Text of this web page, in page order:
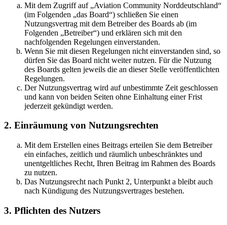
Mit dem Zugriff auf „Aviation Community Norddeutschland“
(im Folgenden „das Board“) schließen Sie einen
Nutzungsvertrag mit dem Betreiber des Boards ab (im
Folgenden „Betreiber“) und erklären sich mit den
nachfolgenden Regelungen einverstanden.
Wenn Sie mit diesen Regelungen nicht einverstanden sind, so
dürfen Sie das Board nicht weiter nutzen. Für die Nutzung
des Boards gelten jeweils die an dieser Stelle veröffentlichten
Regelungen.
Der Nutzungsvertrag wird auf unbestimmte Zeit geschlossen
und kann von beiden Seiten ohne Einhaltung einer Frist
jederzeit gekündigt werden.
2. Einräumung von Nutzungsrechten
Mit dem Erstellen eines Beitrags erteilen Sie dem Betreiber
ein einfaches, zeitlich und räumlich unbeschränktes und
unentgeltliches Recht, Ihren Beitrag im Rahmen des Boards
zu nutzen.
Das Nutzungsrecht nach Punkt 2, Unterpunkt a bleibt auch
nach Kündigung des Nutzungsvertrages bestehen.
3. Pflichten des Nutzers